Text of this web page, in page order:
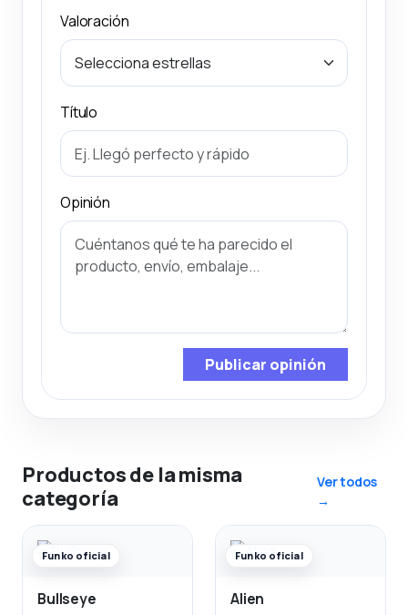
Valoración
Título
Opinión
Publicar opinión
Productos de la misma
categoría
Ver todos
→
Funko oficial
Bullseye
Funko oficial
Alien